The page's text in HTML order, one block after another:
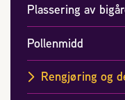
Prosjekter
Plassering av
Pollenmidd
Rengjøring og